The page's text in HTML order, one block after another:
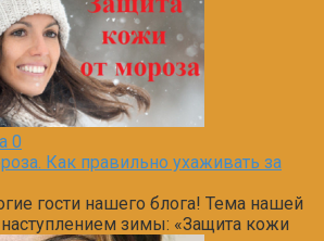
0
Как правильно ухаживать за
гости нашего блога! Тема нашей
наступлением зимы: «Защита кожи